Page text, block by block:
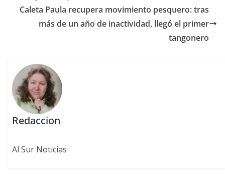
Caleta Paula recupera movimiento pesquero: tras
más de un año de inactividad, llegó el primer
tangonero
Redaccion
Al Sur Noticias